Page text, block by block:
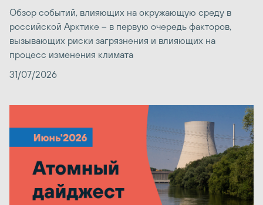
Обзор событий, влияющих на окружающую среду в
российской Арктике – в первую очередь факторов,
вызывающих риски загрязнения и влияющих на
процесс изменения климата
31/07/2026